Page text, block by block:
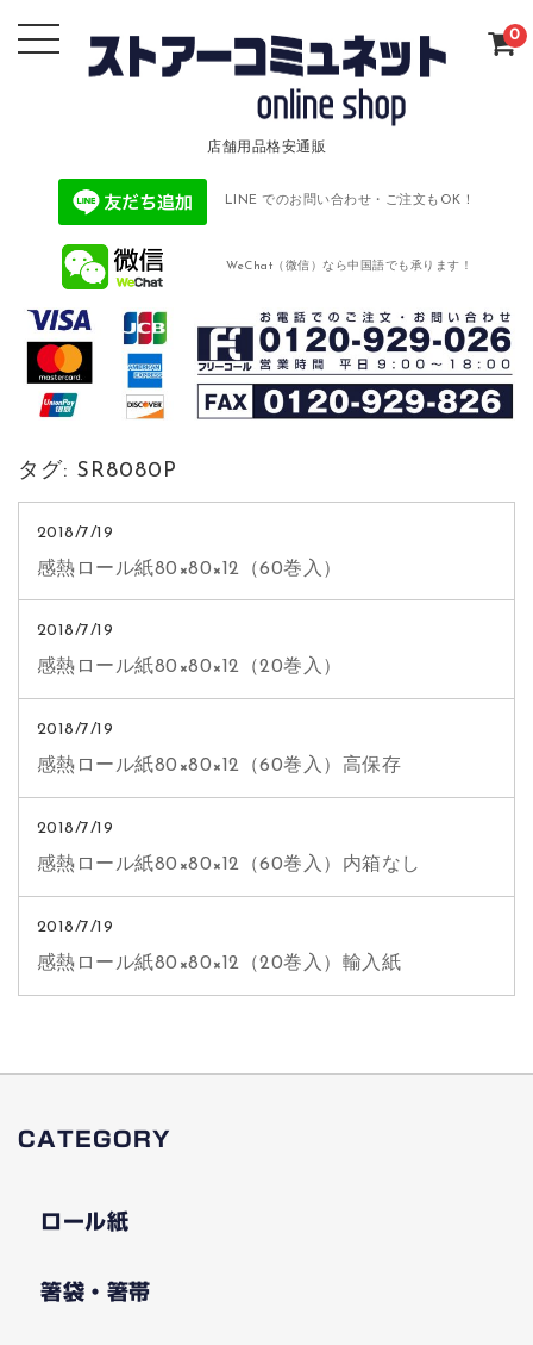
店舗用品格安通販
LINE でのお問い合わせ・ご注文もOK！
WeChat（微信）なら中国語でも承ります！
0
タグ: SR8080P
2018/7/19
感熱ロール紙80×80×12（60巻入）
2018/7/19
感熱ロール紙80×80×12（20巻入）
2018/7/19
感熱ロール紙80×80×12（60巻入）高保存
2018/7/19
感熱ロール紙80×80×12（60巻入）内箱なし
2018/7/19
感熱ロール紙80×80×12（20巻入）輸入紙
CATEGORY
ロール紙
箸袋・箸帯